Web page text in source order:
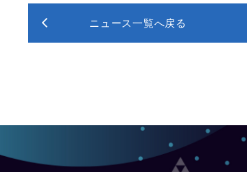
ニュース一覧へ戻る